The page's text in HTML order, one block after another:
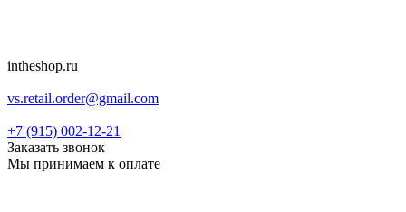
intheshop.ru
vs.retail.order@gmail.com
+7 (915) 002-12-21
Заказать звонок
Мы принимаем к оплате